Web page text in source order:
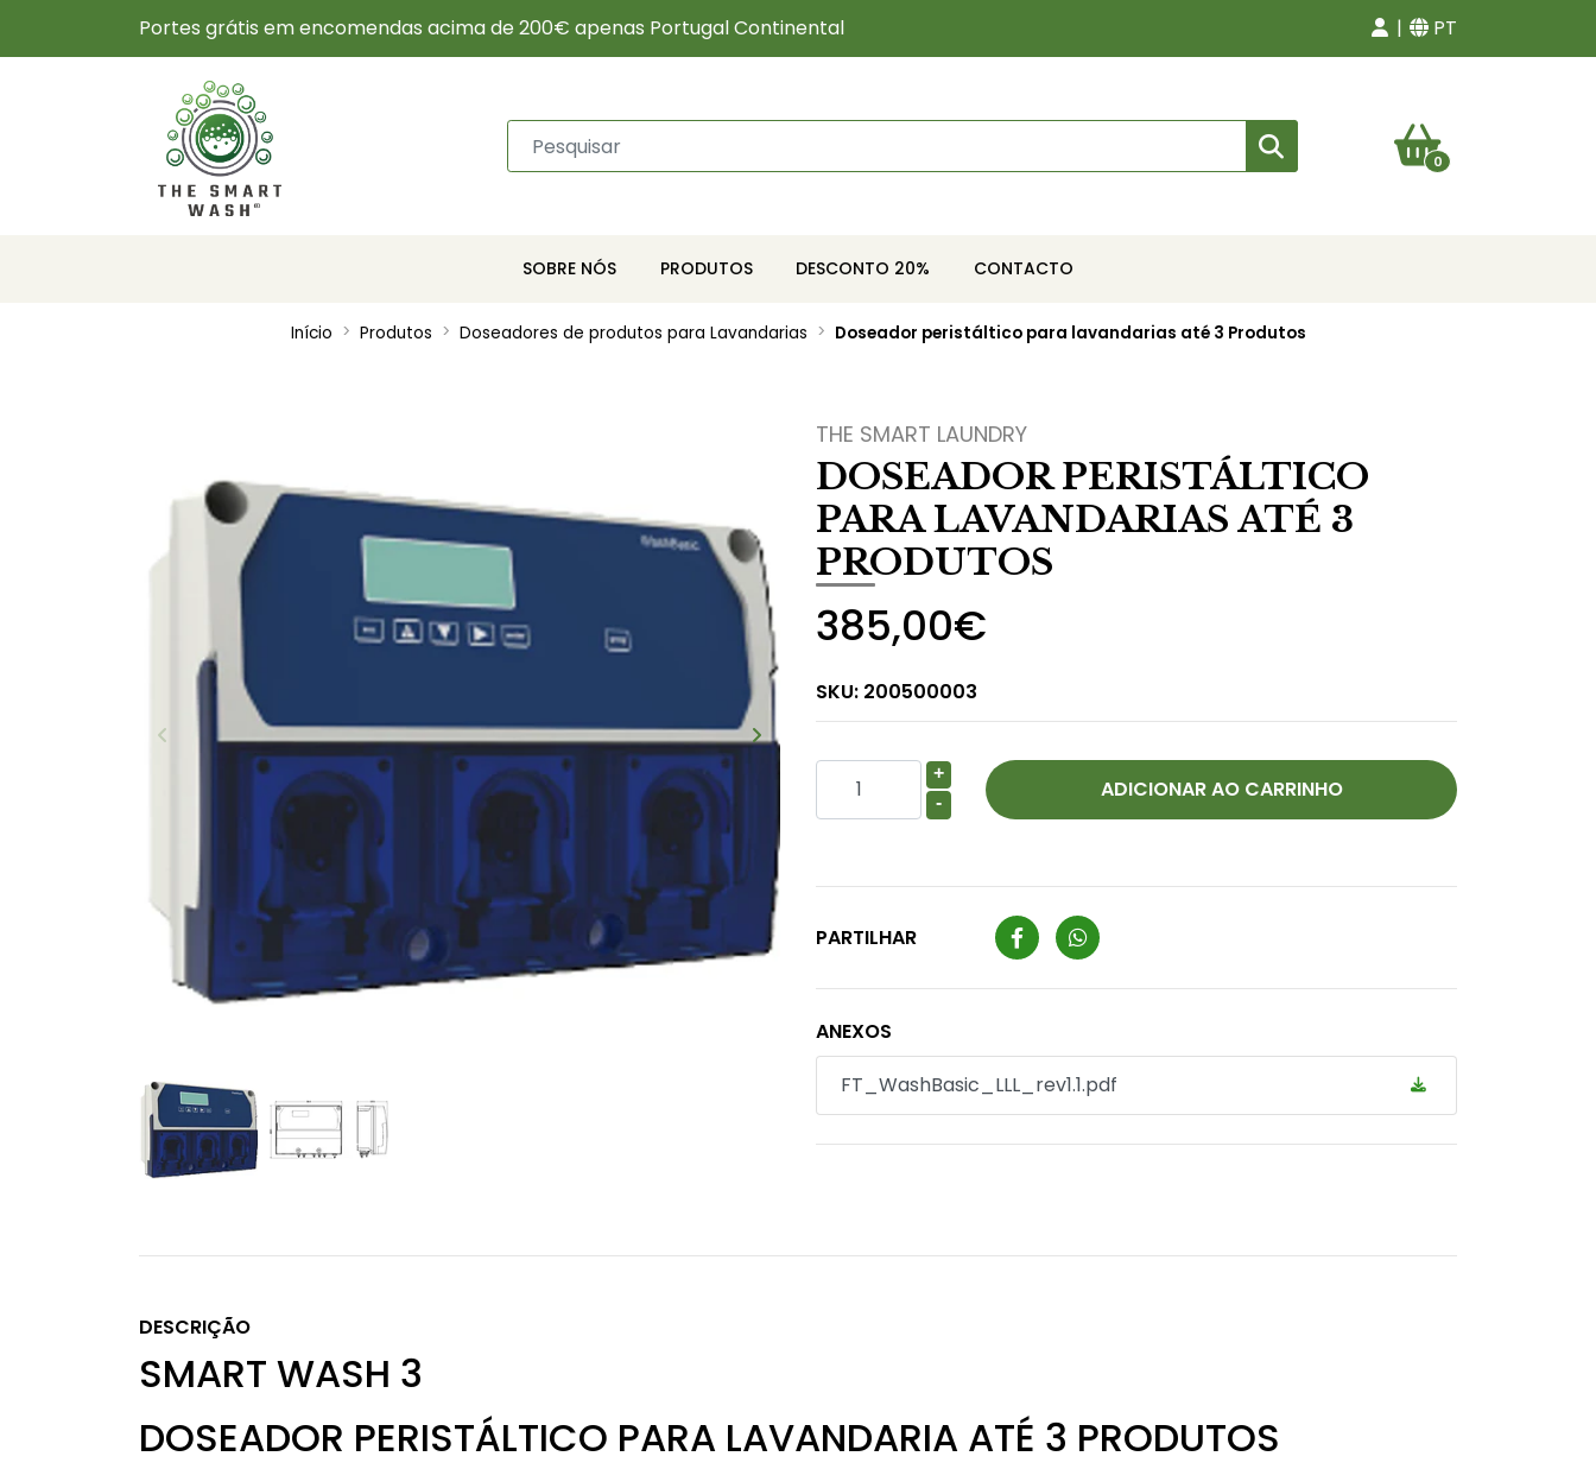
Portes grátis em encomendas acima de 200€ apenas Portugal Continental PT
0
SOBRE NÓS PRODUTOS DESCONTO 20% CONTACTO
Início Produtos Doseadores de produtos para Lavandarias Doseador peristáltico para lavandarias até 3 Produtos
THE SMART LAUNDRY
DOSEADOR PERISTÁLTICO
PARA LAVANDARIAS ATÉ 3
PRODUTOS
385,00€
SKU: 200500003
+
-
PARTILHAR
ANEXOS
FT_WashBasic_LLL_rev1.1.pdf
DESCRIÇÃO
SMART WASH 3
DOSEADOR PERISTÁLTICO PARA LAVANDARIA ATÉ 3 PRODUTOS